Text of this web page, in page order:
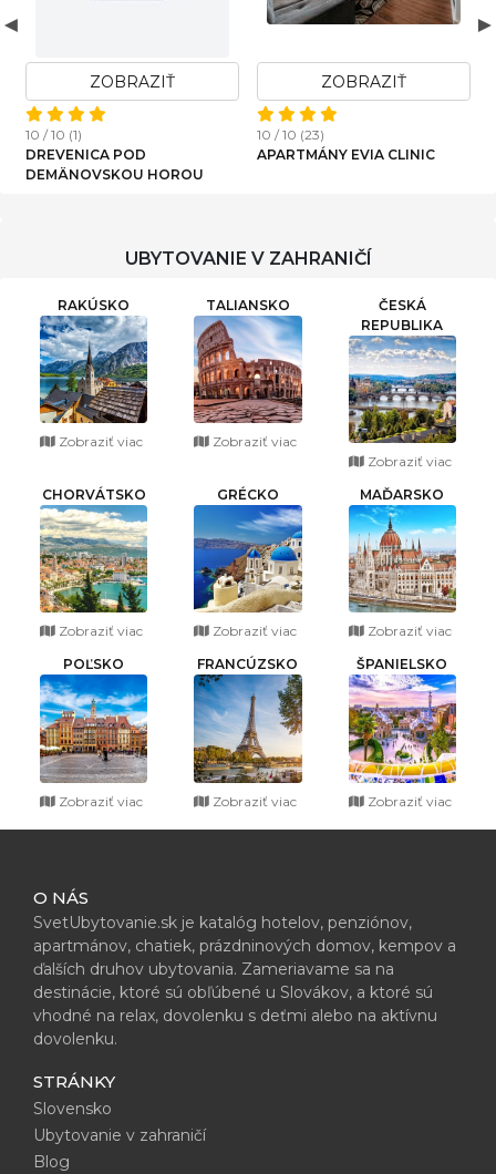
ZOBRAZIŤ
10 / 10 (1)
DREVENICA POD
DEMÄNOVSKOU HOROU
ZOBRAZIŤ
10 / 10 (23)
APARTMÁNY EVIA CLINIC
UBYTOVANIE V ZAHRANIČÍ
RAKÚSKO
Zobraziť viac
TALIANSKO
Zobraziť viac
ČESKÁ
REPUBLIKA
Zobraziť viac
CHORVÁTSKO
Zobraziť viac
GRÉCKO
Zobraziť viac
MAĎARSKO
Zobraziť viac
POĽSKO
Zobraziť viac
FRANCÚZSKO
Zobraziť viac
ŠPANIELSKO
Zobraziť viac
O NÁS
SvetUbytovanie.sk je katalóg hotelov, penziónov,
apartmánov, chatiek, prázdninových domov, kempov a
ďalších druhov ubytovania. Zameriavame sa na
destinácie, ktoré sú obľúbené u Slovákov, a ktoré sú
vhodné na relax, dovolenku s deťmi alebo na aktívnu
dovolenku.
STRÁNKY
Slovensko
Ubytovanie v zahraničí
Blog